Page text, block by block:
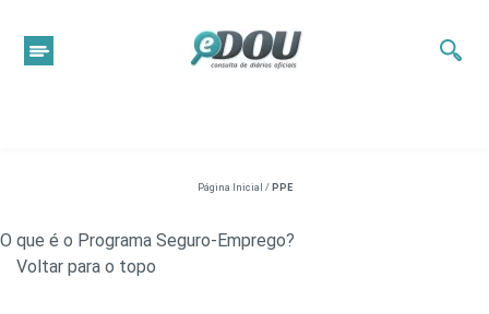
Página Inicial / PPE
O que é o Programa Seguro-Emprego?
Voltar para o topo